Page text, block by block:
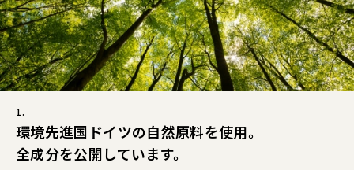
1.
環境先進国ドイツの自然原料を使用。
全成分を公開しています。